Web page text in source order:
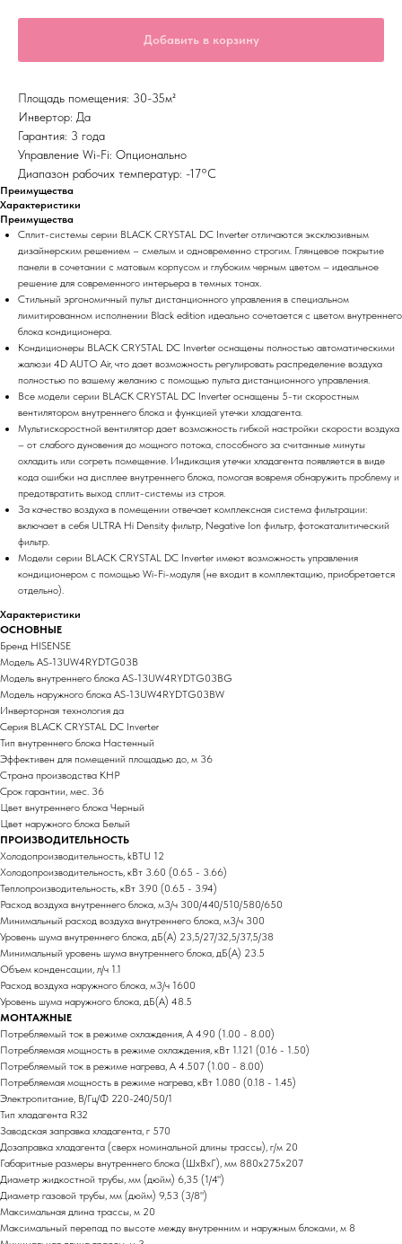
Добавить в корзину
Площадь помещения: 30-35м²
Инвертор: Да
Гарантия: 3 года
Управление Wi-Fi: Опционально
Диапазон рабочих температур: -17°С
Преимущества
Характеристики
Преимущества
Сплит-системы серии BLACK CRYSTAL DC Inverter отличаются эксклюзивным
дизайнерским решением – смелым и одновременно строгим. Глянцевое покрытие
панели в сочетании с матовым корпусом и глубоким черным цветом – идеальное
решение для современного интерьера в темных тонах.
Стильный эргономичный пульт дистанционного управления в специальном
лимитированном исполнении Black edition идеально сочетается с цветом внутреннего
блока кондиционера.
Кондиционеры BLACK CRYSTAL DC Inverter оснащены полностью автоматическими
жалюзи 4D AUTO Air, что дает возможность регулировать распределение воздуха
полностью по вашему желанию с помощью пульта дистанционного управления.
Все модели серии BLACK CRYSTAL DC Inverter оснащены 5-ти скоростным
вентилятором внутреннего блока и функцией утечки хладагента.
Мультискоростной вентилятор дает возможность гибкой настройки скорости воздуха
– от слабого дуновения до мощного потока, способного за считанные минуты
охладить или согреть помещение. Индикация утечки хладагента появляется в виде
кода ошибки на дисплее внутреннего блока, помогая вовремя обнаружить проблему и
предотвратить выход сплит-системы из строя.
За качество воздуха в помещении отвечает комплексная система фильтрации:
включает в себя ULTRA Hi Density фильтр, Negative Ion фильтр, фотокаталитический
фильтр.
Модели серии BLACK CRYSTAL DC Inverter имеют возможность управления
кондиционером с помощью Wi-Fi-модуля (не входит в комплектацию, приобретается
отдельно).
Характеристики
ОСНОВНЫЕ
Бренд HISENSE
Модель AS-13UW4RYDTG03B
Модель внутреннего блока AS-13UW4RYDTG03BG
Модель наружного блока AS-13UW4RYDTG03BW
Инверторная технология да
Серия BLACK CRYSTAL DC Inverter
Тип внутреннего блока Настенный
Эффективен для помещений площадью до, м 36
Страна производства КНР
Срок гарантии, мес. 36
Цвет внутреннего блока Черный
Цвет наружного блока Белый
ПРОИЗВОДИТЕЛЬНОСТЬ
Холодопроизводительность, kBTU 12
Холодопроизводительность, кВт 3.60 (0.65 - 3.66)
Теплопроизводительность, кВт 3.90 (0.65 - 3.94)
Расход воздуха внутреннего блока, м3/ч 300/440/510/580/650
Минимальный расход воздуха внутреннего блока, м3/ч 300
Уровень шума внутреннего блока, дБ(А) 23,5/27/32,5/37,5/38
Минимальный уровень шума внутреннего блока, дБ(А) 23.5
Объем конденсации, л/ч 1.1
Расход воздуха наружного блока, м3/ч 1600
Уровень шума наружного блока, дБ(А) 48.5
МОНТАЖНЫЕ
Потребляемый ток в режиме охлаждения, A 4.90 (1.00 - 8.00)
Потребляемая мощность в режиме охлаждения, кВт 1.121 (0.16 - 1.50)
Потребляемый ток в режиме нагрева, A 4.507 (1.00 - 8.00)
Потребляемая мощность в режиме нагрева, кВт 1.080 (0.18 - 1.45)
Электропитание, В/Гц/Ф 220-240/50/1
Тип хладагента R32
Заводская заправка хладагента, г 570
Дозаправка хладагента (сверх номинальной длины трассы), г/м 20
Габаритные размеры внутреннего блока (ШхВхГ), мм 880x275x207
Диаметр жидкостной трубы, мм (дюйм) 6,35 (1/4")
Диаметр газовой трубы, мм (дюйм) 9,53 (3/8")
Максимальная длина трассы, м 20
Максимальный перепад по высоте между внутренним и наружным блоками, м 8